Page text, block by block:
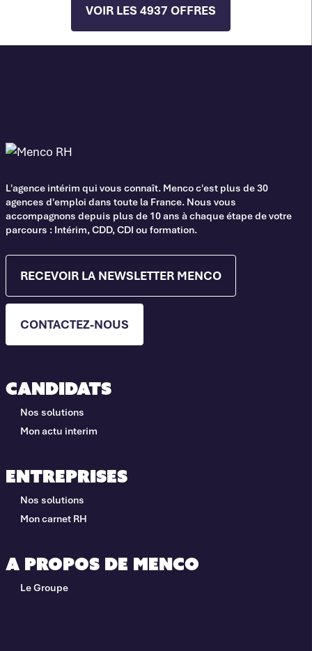
VOIR LES 4937 OFFRES
L'agence intérim qui vous connaît. Menco c'est plus de 30
agences d'emploi dans toute la France. Nous vous
accompagnons depuis plus de 10 ans à chaque étape de votre
parcours : Intérim, CDD, CDI ou formation.
RECEVOIR LA NEWSLETTER MENCO
CONTACTEZ-NOUS
Candidats
Nos solutions
Mon actu interim
Entreprises
Nos solutions
Mon carnet RH
A propos de Menco
Le Groupe